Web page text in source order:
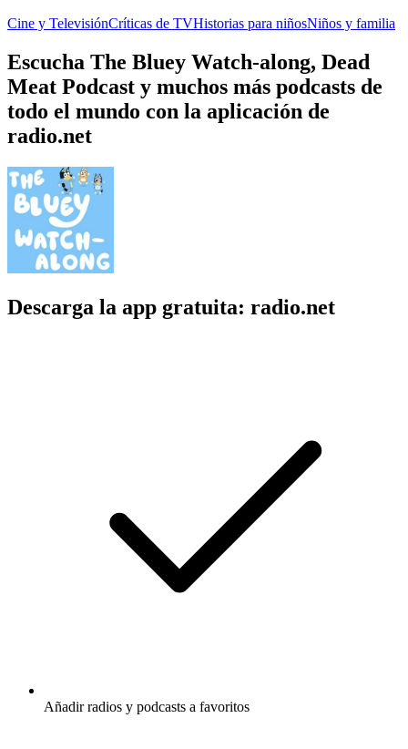
Cine y TelevisiónCríticas de TVHistorias para niñosNiños y familia
Escucha The Bluey Watch-along, Dead
Meat Podcast y muchos más podcasts de
todo el mundo con la aplicación de
radio.net
Descarga la app gratuita: radio.net
Añadir radios y podcasts a favoritos